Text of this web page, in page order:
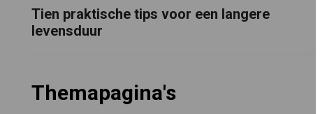
Tien praktische tips voor een langere
levensduur
Themapagina's